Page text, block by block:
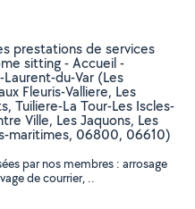
prestations de services
sitting - Accueil -
du-Var (Les
Fleuris-Valliere, Les
Tuiliere-La Tour-Les Iscles-
Ville, Les Jaquons, Les
maritimes, 06800, 06610)
par nos membres : arrosage
de courrier, ..